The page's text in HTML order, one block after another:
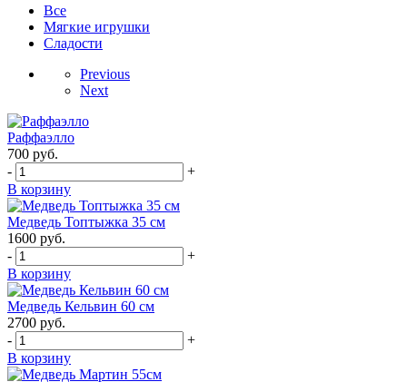
Все
Мягкие игрушки
Сладости
Previous
Next
Раффаэлло
700 руб.
-
+
В корзину
Медведь Топтыжка 35 см
1600 руб.
-
+
В корзину
Медведь Кельвин 60 см
2700 руб.
-
+
В корзину